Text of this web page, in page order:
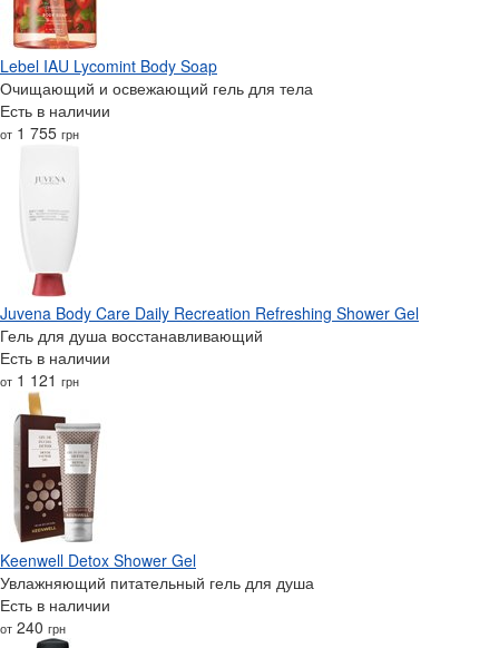
Lebel IAU Lycomint Body Soap
Очищающий и освежающий гель для тела
Есть в наличии
от 1 755 грн
Juvena Body Care Daily Recreation Refreshing Shower Gel
Гель для душа восстанавливающий
Есть в наличии
от 1 121 грн
Keenwell Detox Shower Gel
Увлажняющий питательный гель для душа
Есть в наличии
от 240 грн